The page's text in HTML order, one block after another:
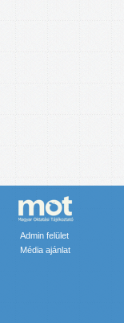
Admin felület
Média ajánlat